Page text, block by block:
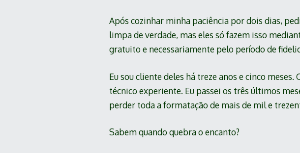
Após cozinhar minha paciência por dois dias,
limpa de verdade, mas eles só fazem isso
gratuito e necessariamente pelo período de
Eu sou cliente deles há treze anos e cinco
técnico experiente. Eu passei os três últimos
perder toda a formatação de mais de mil e
Sabem quando quebra o encanto?